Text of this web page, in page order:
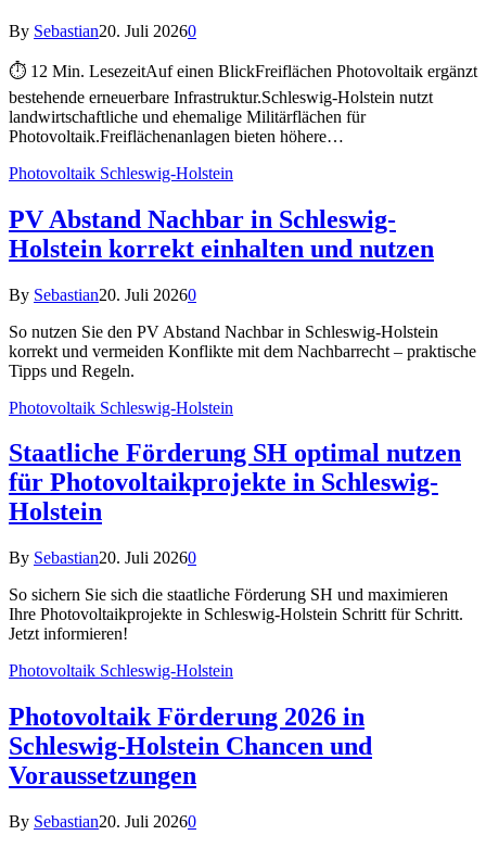
By Sebastian20. Juli 20260
⏱ 12 Min. LesezeitAuf einen BlickFreiflächen Photovoltaik ergänzt
bestehende erneuerbare Infrastruktur.Schleswig-Holstein nutzt
landwirtschaftliche und ehemalige Militärflächen für
Photovoltaik.Freiflächenanlagen bieten höhere…
Photovoltaik Schleswig-Holstein
PV Abstand Nachbar in Schleswig-
Holstein korrekt einhalten und nutzen
By Sebastian20. Juli 20260
So nutzen Sie den PV Abstand Nachbar in Schleswig-Holstein
korrekt und vermeiden Konflikte mit dem Nachbarrecht – praktische
Tipps und Regeln.
Photovoltaik Schleswig-Holstein
Staatliche Förderung SH optimal nutzen
für Photovoltaikprojekte in Schleswig-
Holstein
By Sebastian20. Juli 20260
So sichern Sie sich die staatliche Förderung SH und maximieren
Ihre Photovoltaikprojekte in Schleswig-Holstein Schritt für Schritt.
Jetzt informieren!
Photovoltaik Schleswig-Holstein
Photovoltaik Förderung 2026 in
Schleswig-Holstein Chancen und
Voraussetzungen
By Sebastian20. Juli 20260